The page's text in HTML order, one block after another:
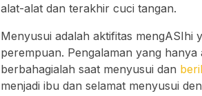
alat-alat dan terakhir cuci tangan.
Menyusui adalah aktifitas mengASIhi
perempuan. Pengalaman yang
berbahagialah saat menyusui dan
menjadi ibu dan selamat menyusui